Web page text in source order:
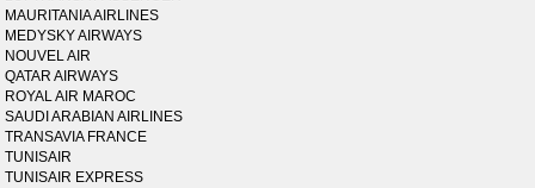
MAURITANIA AIRLINES
MEDYSKY AIRWAYS
NOUVEL AIR
QATAR AIRWAYS
ROYAL AIR MAROC
SAUDI ARABIAN AIRLINES
TRANSAVIA FRANCE
TUNISAIR
TUNISAIR EXPRESS